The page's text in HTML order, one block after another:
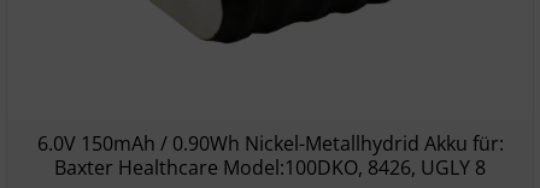
6.0V 150mAh / 0.90Wh Nickel-Metallhydrid Akku für:
Baxter Healthcare Model:100DKO, 8426, UGLY 8